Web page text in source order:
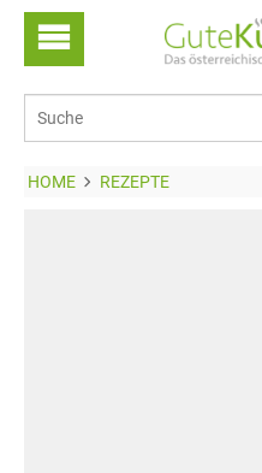
HOME REZEPTE